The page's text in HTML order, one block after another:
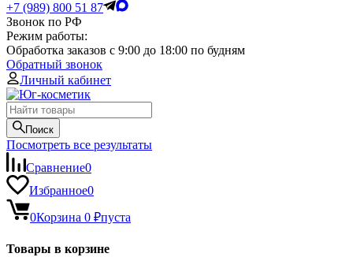
+7 (989) 800 51 87
Звонок по РФ
Режим работы:
Обработка заказов с 9:00 до 18:00 по будням
Обратный звонок
Личный кабинет
Поиск
Посмотреть все результаты
Сравнение0
Избранное0
0Корзина 0 ₽пуста
Товары в корзине